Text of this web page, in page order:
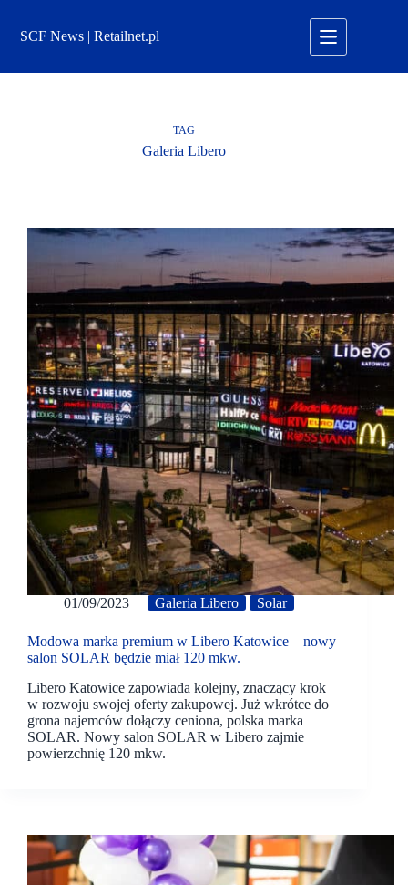
treściSCF News | Retailnet.pl
TAG
Galeria Libero
01/09/2023 Galeria Libero Solar
Modowa marka premium w Libero Katowice – nowy
salon SOLAR będzie miał 120 mkw.
Libero Katowice zapowiada kolejny, znaczący krok
w rozwoju swojej oferty zakupowej. Już wkrótce do
grona najemców dołączy ceniona, polska marka
SOLAR. Nowy salon SOLAR w Libero zajmie
powierzchnię 120 mkw.